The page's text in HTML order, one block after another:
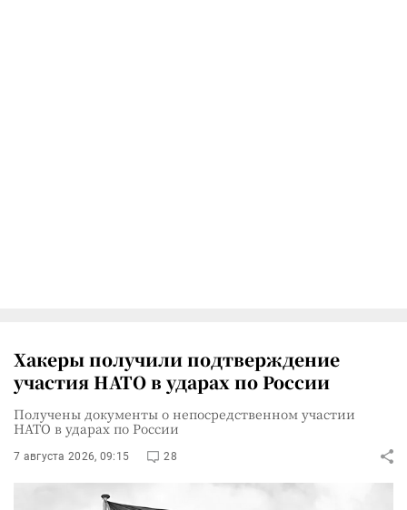
Хакеры получили подтверждение
участия НАТО в ударах по России
Получены документы о непосредственном участии
НАТО в ударах по России
7 августа 2026, 09:15 28